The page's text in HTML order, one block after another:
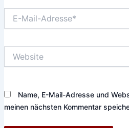
Mail-
Name, E-Mail-Adresse und
meinen nächsten Kommentar